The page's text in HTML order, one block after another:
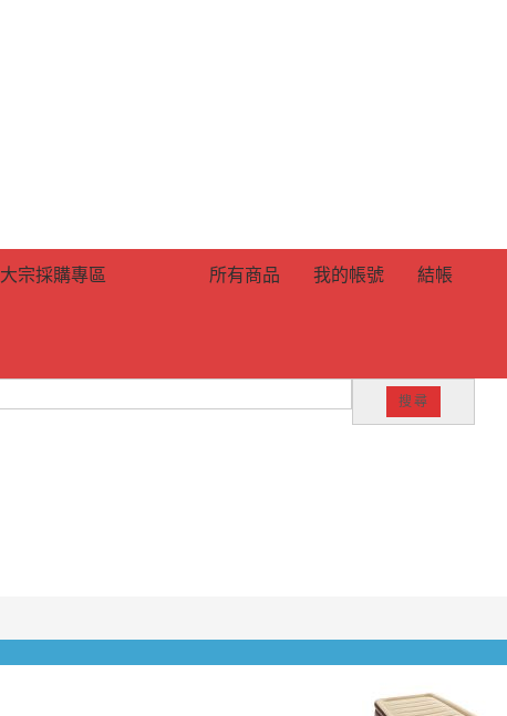
大宗採購專區 所有商品 我的帳號 結帳
搜尋